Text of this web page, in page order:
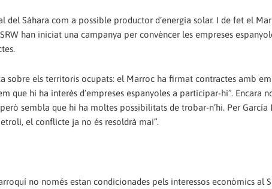
del Sàhara com a possible productor d’energia solar. I de fet el
han iniciat una campanya per convèncer les empreses
sobre els territoris ocupats: el Marroc ha firmat contractes amb
que hi ha interès d’empreses espanyoles a participar-hi”. Encara
sembla que hi ha moltes possibilitats de trobar-n’hi. Per García
el conflicte ja no és resoldrà mai”.
no només estan condicionades pels interessos econòmics al